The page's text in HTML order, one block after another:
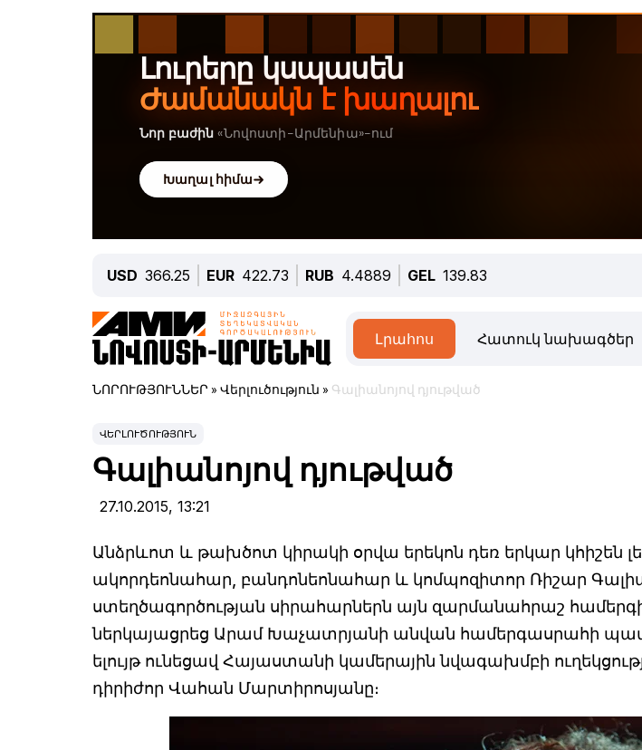
USD 366.25 EUR 422.73 RUB 4.4889 GEL 139.83
Լրահոս Հատուկ նախագծեր
ՆՈՐՈՒԹՅՈՒՆՆԵՐ » Վերլուծություն » Գալիանոյով դյութված
ՎԵՐԼՈՒԾՈՒԹՅՈՒՆ
Գալիանոյով դյութված
27.10.2015, 13:21
Անձրևոտ և թախծոտ կիրակի օրվա երեկոն դեռ երկար կհիշեն
ակորդեոնահար, բանդոնեոնահար և կոմպոզիտոր Ռիշար
ստեղծագործության սիրահարներն այն զարմանահրաշ
ներկայացրեց Արամ Խաչատրյանի անվան համերգասրահի
ելույթ ունեցավ Հայաստանի կամերային նվագախմբի
դիրիժոր Վահան Մարտիրոսյանը։